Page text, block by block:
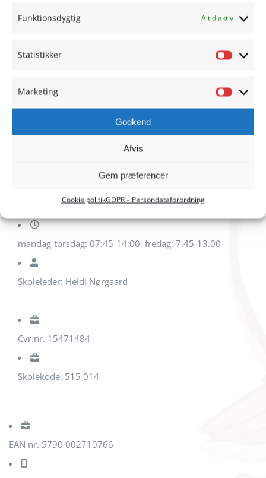
Funktionsdygtig Altid aktiv
Statistikker
Marketing
Godkend
Afvis
Gem præferencer
Cookie politikGDPR – Persondataforordning
HADERSLEV REALSKOLE
Christiansfeldvej 20
6100 Haderslev
mandag-torsdag: 07:45-14:00, fredag: 7.45-13.00
Skoleleder: Heidi Nørgaard
Cvr.nr. 15471484
Skolekode. 515 014
EAN nr. 5790 002710766